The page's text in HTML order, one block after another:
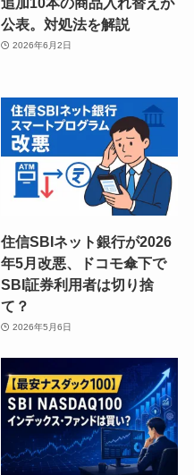
公表。対処法を解説
2026年6月2日
住信SBIネット銀行が2026
年5月改悪、ドコモ傘下で
SBI証券利用者は切り捨
て？
2026年5月6日